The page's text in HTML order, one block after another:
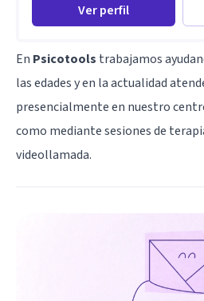
Ver perfil
En Psicotools trabajamos
las edades y en la actualidad
presencialmente en nuestro
como mediante sesiones de
videollamada.